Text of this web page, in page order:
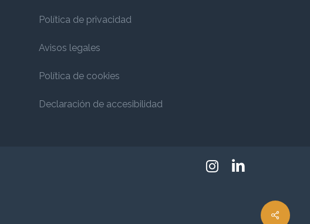
Política de privacidad
Avisos legales
Política de cookies
Declaración de accesibilidad